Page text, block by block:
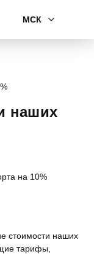
МСК
наших
стоимости наших
тарифы,